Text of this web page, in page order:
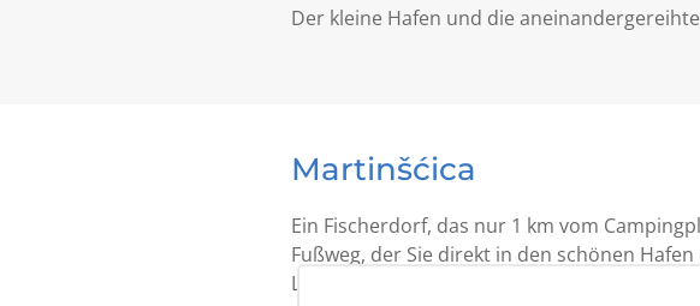
Der kleine Hafen und die
Martinšćica
Ein Fischerdorf, das nur 1 km vom
Fußweg, der Sie direkt in den schönen
Lebensmittelgeschäft, eine Post sowie ein